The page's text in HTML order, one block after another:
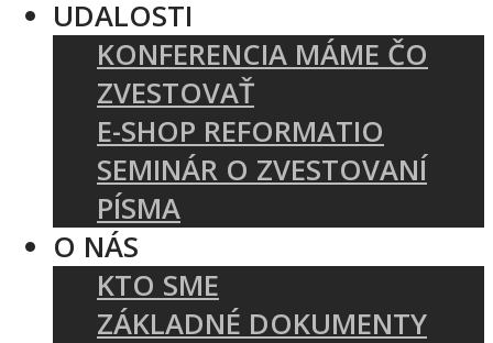
UDALOSTI
KONFERENCIA MÁME ČO
ZVESTOVAŤ
E-SHOP REFORMATIO
SEMINÁR O ZVESTOVANÍ
PÍSMA
O NÁS
KTO SME
ZÁKLADNÉ DOKUMENTY